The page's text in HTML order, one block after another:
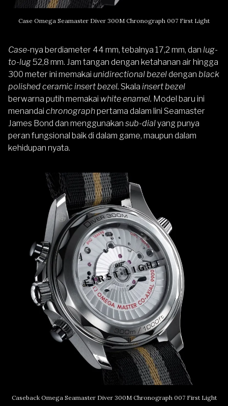
Case Omega Seamaster Diver 300M Chronograph 007 First Light
Case-nya berdiameter 44 mm, tebalnya 17,2 mm, dan lug-
to-lug52,8 mm. Jam tangan dengan ketahanan air hingga
300 meter ini memakai unidirectional bezeldengan black
polished ceramic insert bezel. Skala insert bezel
berwarna putih memakai white enamel. Model baru ini
menandai chronographpertama dalam lini Seamaster
James Bond dan menggunakan sub-dialyang punya
peran fungsional baik di dalam game, maupun dalam
kehidupan nyata.
Caseback Omega Seamaster Diver 300M Chronograph 007 First Light